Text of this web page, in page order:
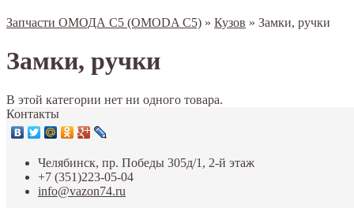
Запчасти ОМОДА С5 (OMODA C5) » Кузов » Замки, ручки
Замки, ручки
В этой категории нет ни одного товара.
Контакты
Челябинск, пр. Победы 305д/1, 2-й этаж
+7 (351)223-05-04
info@vazon74.ru